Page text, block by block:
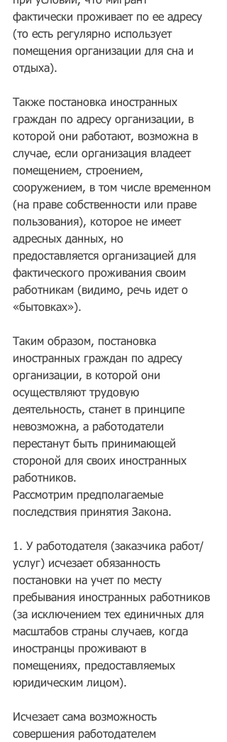
фактически проживает по ее адресу
(то есть регулярно использует
помещения организации для сна и
отдыха).
Также постановка иностранных
граждан по адресу организации, в
которой они работают, возможна в
случае, если организация владеет
помещением, строением,
сооружением, в том числе временном
(на праве собственности или праве
пользования), которое не имеет
адресных данных, но
предоставляется организацией для
фактического проживания своим
работникам (видимо, речь идет о
«бытовках»).
Таким образом, постановка
иностранных граждан по адресу
организации, в которой они
осуществляют трудовую
деятельность, станет в принципе
невозможна, а работодатели
перестанут быть принимающей
стороной для своих иностранных
работников.
Рассмотрим предполагаемые
последствия принятия Закона.
1. У работодателя (заказчика работ/
услуг) исчезает обязанность
постановки на учет по месту
пребывания иностранных работников
(за исключением тех единичных для
масштабов страны случаев, когда
иностранцы проживают в
помещениях, предоставляемых
юридическим лицом).
Исчезает сама возможность
совершения работодателем